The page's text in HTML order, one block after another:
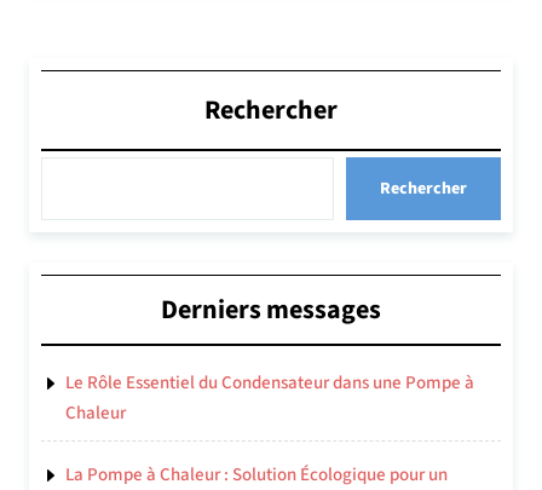
Rechercher
Rechercher
Derniers messages
Le Rôle Essentiel du Condensateur dans une Pompe à
Chaleur
La Pompe à Chaleur : Solution Écologique pour un